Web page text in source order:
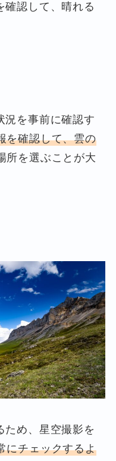
確認して、晴れる
況を事前に確認す
を確認して、雲の
所を選ぶことが大
ため、星空撮影を
にチェックするよ